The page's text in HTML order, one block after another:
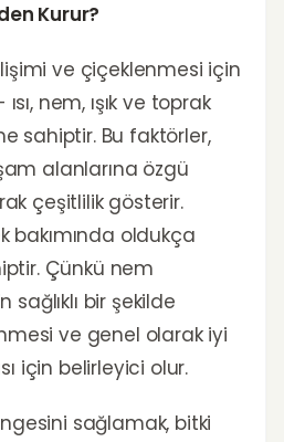
Kurur?
ve çiçeklenmesi için
nem, ışık ve toprak
sahiptir. Bu faktörler,
alanlarına özgü
çeşitlilik gösterir.
bakımında oldukça
Çünkü nem
sağlıklı bir şekilde
ve genel olarak iyi
için belirleyici olur.
sağlamak, bitki